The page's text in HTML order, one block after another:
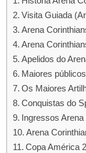
Visita Guiada
Arena
Arena
Apelidos do
Maiores
Os Maiores
Conquistas do
Ingressos Arena
Arena
Copa América